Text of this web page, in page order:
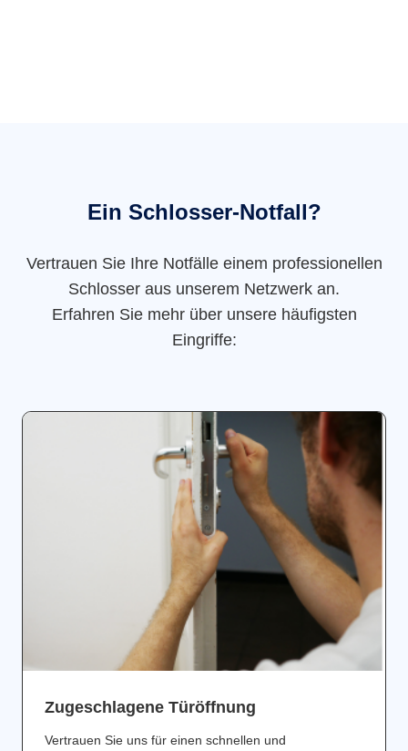
Ein Schlosser-Notfall?
Vertrauen Sie Ihre Notfälle einem professionellen
Schlosser aus unserem Netzwerk an.
Erfahren Sie mehr über unsere häufigsten
Eingriffe:
Zugeschlagene Türöffnung
Vertrauen Sie uns für einen schnellen und